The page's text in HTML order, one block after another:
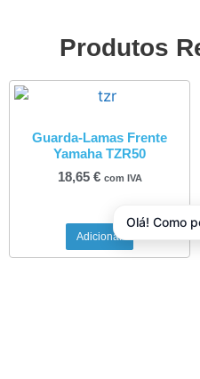
Produtos
Guarda-Lamas Frente
Yamaha TZR50
18,65 € com IVA
Adicionar
Olá! Como